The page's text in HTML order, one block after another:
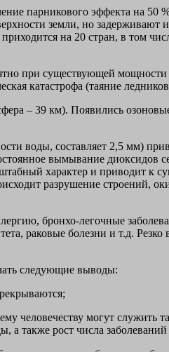
парникового эффекта на
земли, но задерживают
на 20 стран, в том
при существующей
катастрофа (таяние
– 39 км). Появились
воды, составляет 2,5 мм)
вымывание диоксидов
характер и приводит к
разрушение строений,
бронхо-легочные
раковые болезни и т.д. Резко
следующие выводы:
могут служить
также рост числа